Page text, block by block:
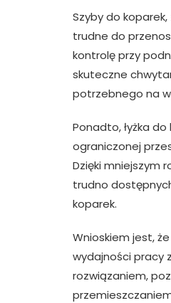
Szyby do
trudne do
kontrolę przy
skuteczne
potrzebnego na
Ponadto, łyżka
ograniczonej
Dzięki mniejszym
trudno
koparek.
Wnioskiem jest,
wydajności pracy
rozwiązaniem,